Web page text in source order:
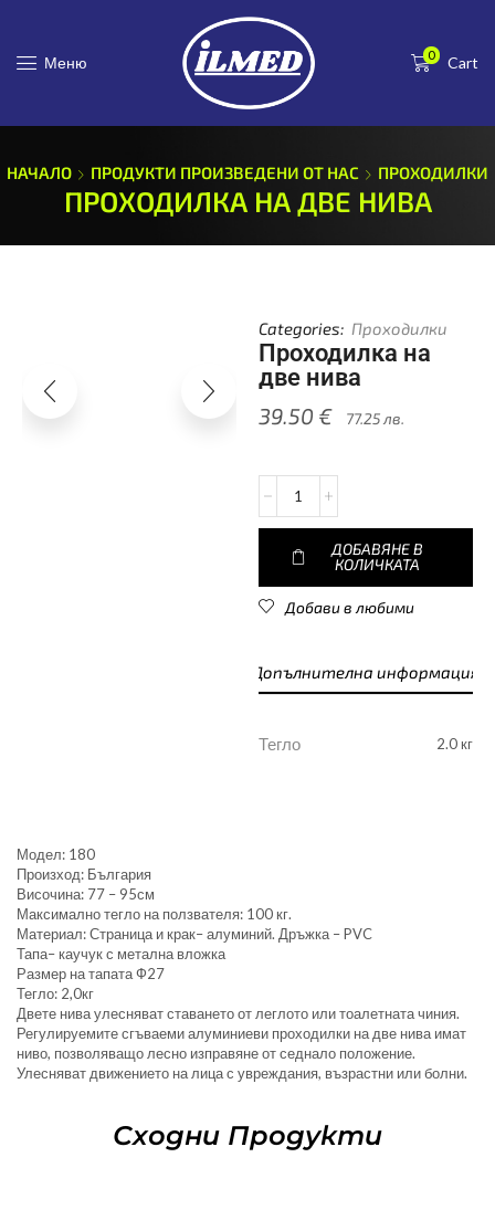
Меню 0 Cart
НАЧАЛО ПРОДУКТИ ПРОИЗВЕДЕНИ ОТ НАС ПРОХОДИЛКИ
ПРОХОДИЛКА НА ДВЕ НИВА
Categories: Проходилки
Проходилка на
две нива
39.50 € 77.25лв.
ДОБАВЯНЕ В
КОЛИЧКАТА
Добави в любими
Допълнителна информация
Тегло 2.0 кг
Модел: 180
Произход: България
Височина: 77 – 95см
Максимално тегло на ползвателя: 100 кг.
Материал: Страница и крак– алуминий. Дръжка – PVC
Тапа– каучук с метална вложка
Размер на тапата Ф27
Тегло: 2,0кг
Двете нива улесняват ставането от леглото или тоалетната чиния.
Регулируемите сгъваеми алуминиеви проходилки на две нива имат
ниво, позволяващо лесно изправяне от седнало положение.
Улесняват движението на лица с увреждания, възрастни или болни.
Сходни Продукти